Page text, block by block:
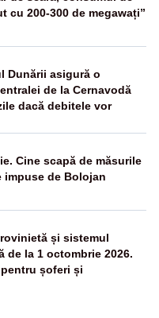
cu 200-300 de megawați”
Dunării asigură o
de la Cernavodă
dacă debitele vor
Cine scapă de măsurile
impuse de Bolojan
și sistemul
de la 1 octombrie 2026.
șoferi și